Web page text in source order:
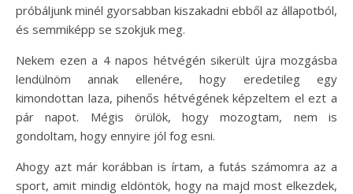
próbáljunk minél gyorsabban kiszakadni ebből az állapotból,
és semmiképp se szokjuk meg.
Nekem ezen a 4 napos hétvégén sikerült újra mozgásba
lendülnöm annak ellenére, hogy eredetileg egy
kimondottan laza, pihenős hétvégének képzeltem el ezt a
pár napot. Mégis örülök, hogy mozogtam, nem is
gondoltam, hogy ennyire jól fog esni.
Ahogy azt már korábban is írtam, a futás számomra az a
sport, amit mindig eldöntök, hogy na majd most elkezdek,